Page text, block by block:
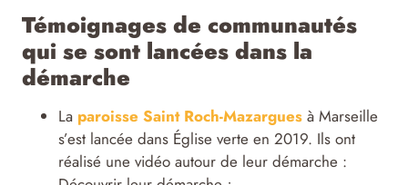
Témoignages de communautés
qui se sont lancées dans la
démarche
La paroisse Saint Roch-Mazargues à Marseille
s’est lancée dans Église verte en 2019. Ils ont
réalisé une vidéo autour de leur démarche :